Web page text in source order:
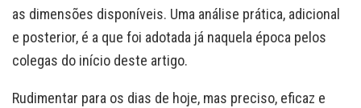
as dimensões disponíveis. Uma análise prática, adicional
e posterior, é a que foi adotada já naquela época pelos
colegas do início deste artigo.
Rudimentar para os dias de hoje, mas preciso, eficaz e